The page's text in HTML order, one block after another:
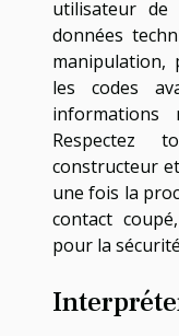
utilisateur de
données
manipulation,
les codes
informations
Respectez
constructeur
une fois la
contact
pour la